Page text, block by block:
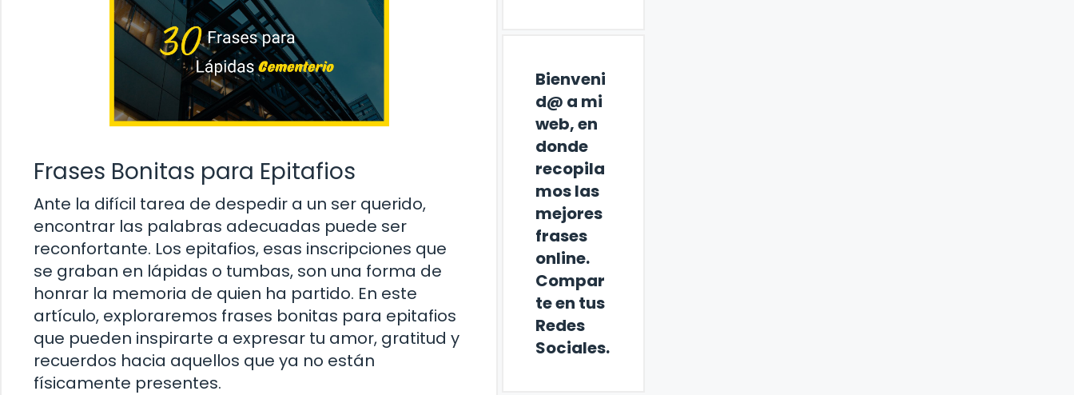
Frases Bonitas para Epitafios
Ante la difícil tarea de despedir a un ser querido,
encontrar las palabras adecuadas puede ser
reconfortante. Los epitafios, esas inscripciones que
se graban en lápidas o tumbas, son una forma de
honrar la memoria de quien ha partido. En este
artículo, exploraremos frases bonitas para epitafios
que pueden inspirarte a expresar tu amor, gratitud y
recuerdos hacia aquellos que ya no están
físicamente presentes.
Bienveni
d@ a mi
web, en
donde
recopila
mos las
mejores
frases
online.
Compar
te en tus
Redes
Sociales.